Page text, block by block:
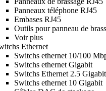
Panneaux téléphone RJ45
Embases RJ45
Outils pour panneau de
Voir plus
Ethernet
Switchs ethernet 10/100
Switchs ethernet Gigabit
Switchs Ethernet 2.5 Gigabit
Switchs ethernet 10 Gigabit